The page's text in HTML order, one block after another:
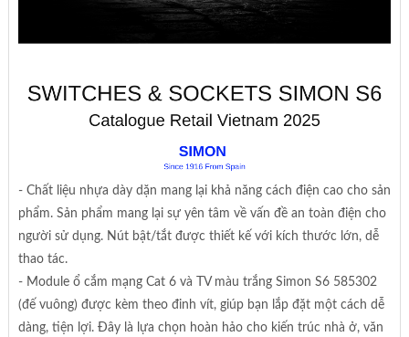
- Chất liệu nhựa dày dặn mang lại khả năng cách điện cao cho sản
phẩm. Sản phẩm mang lại sự yên tâm về vấn đề an toàn điện cho
người sử dụng. Nút bật/tắt được thiết kế với kích thước lớn, dễ
thao tác.
- Module ổ cắm mạng Cat 6 và TV màu trắng Simon S6 585302
(đế vuông) được kèm theo đinh vít, giúp bạn lắp đặt một cách dễ
dàng, tiện lợi. Đây là lựa chọn hoàn hảo cho kiến trúc nhà ở, văn